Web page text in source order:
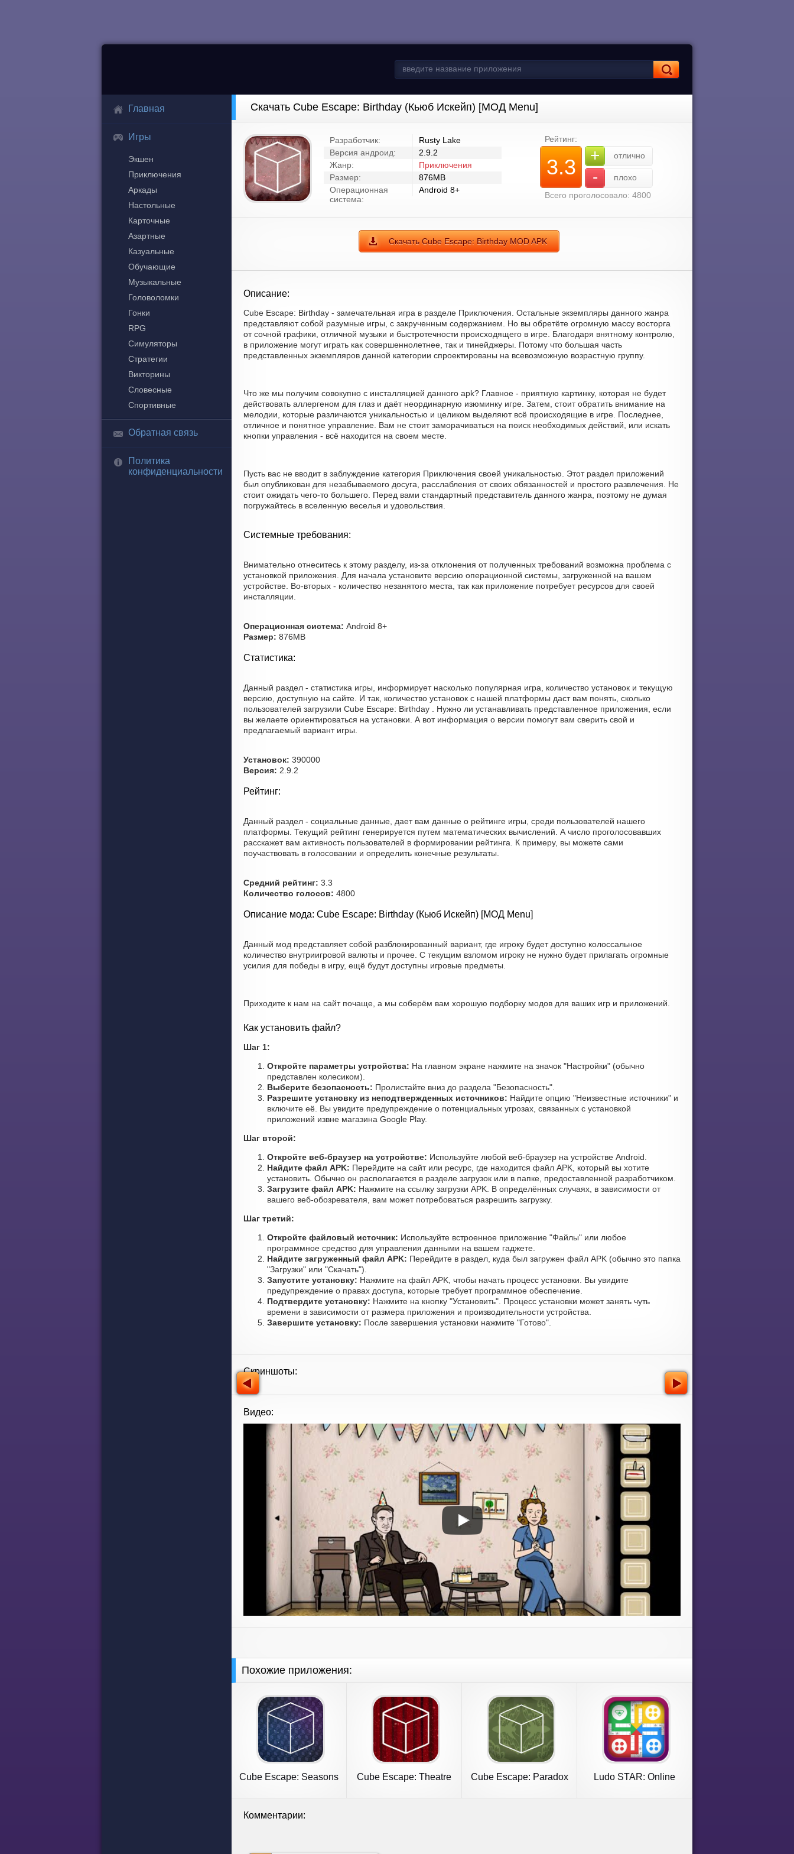
Главная
Игры
Экшен
Приключения
Аркады
Настольные
Карточные
Азартные
Казуальные
Обучающие
Музыкальные
Головоломки
Гонки
RPG
Симуляторы
Стратегии
Викторины
Словесные
Спортивные
Обратная связь
Политика
конфиденциальности
Скачать Cube Escape: Birthday (Кьюб Искейп) [МОД Menu]
Разработчик:
Rusty Lake
Версия андроид:
2.9.2
Жанр:
Приключения
Размер:
876MB
Операционная
система:
Android 8+
Рейтинг:
3.3 + отлично
-
плохо
Всего проголосовало: 4800
Скачать Cube Escape: Birthday MOD APK
Описание:
Cube Escape: Birthday - замечательная игра в разделе Приключения. Остальные экземпляры данного жанра
представляют собой разумные игры, с закрученным содержанием. Но вы обретёте огромную массу восторга
от сочной графики, отличной музыки и быстротечности происходящего в игре. Благодаря внятному контролю,
в приложение могут играть как совершеннолетнее, так и тинейджеры. Потому что большая часть
представленных экземпляров данной категории спроектированы на всевозможную возрастную группу.
Что же мы получим совокупно с инсталляцией данного apk? Главное - приятную картинку, которая не будет
действовать аллергеном для глаз и даёт неординарную изюминку игре. Затем, стоит обратить внимание на
мелодии, которые различаются уникальностью и целиком выделяют всё происходящие в игре. Последнее,
отличное и понятное управление. Вам не стоит заморачиваться на поиск необходимых действий, или искать
кнопки управления - всё находится на своем месте.
Пусть вас не вводит в заблуждение категория Приключения своей уникальностью. Этот раздел приложений
был опубликован для незабываемого досуга, расслабления от своих обязанностей и простого развлечения. Не
стоит ожидать чего-то большего. Перед вами стандартный представитель данного жанра, поэтому не думая
погружайтесь в вселенную веселья и удовольствия.
Системные требования:
Внимательно отнеситесь к этому разделу, из-за отклонения от полученных требований возможна проблема с
установкой приложения. Для начала установите версию операционной системы, загруженной на вашем
устройстве. Во-вторых - количество незанятого места, так как приложение потребует ресурсов для своей
инсталляции.
Операционная система: Android 8+
Размер: 876MB
Статистика:
Данный раздел - статистика игры, информирует насколько популярная игра, количество установок и текущую
версию, доступную на сайте. И так, количество установок с нашей платформы даст вам понять, сколько
пользователей загрузили Cube Escape: Birthday . Нужно ли устанавливать представленное приложения, если
вы желаете ориентироваться на установки. А вот информация о версии помогут вам сверить свой и
предлагаемый вариант игры.
Установок: 390000
Версия: 2.9.2
Рейтинг:
Данный раздел - социальные данные, дает вам данные о рейтинге игры, среди пользователей нашего
платформы. Текущий рейтинг генерируется путем математических вычислений. А число проголосовавших
расскажет вам активность пользователей в формировании рейтинга. К примеру, вы можете сами
поучаствовать в голосовании и определить конечные результаты.
Средний рейтинг: 3.3
Количество голосов: 4800
Описание мода: Cube Escape: Birthday (Кьюб Искейп) [МОД Menu]
Данный мод представляет собой разблокированный вариант, где игроку будет доступно колоссальное
количество внутриигровой валюты и прочее. С текущим взломом игроку не нужно будет прилагать огромные
усилия для победы в игру, ещё будут доступны игровые предметы.
Приходите к нам на сайт почаще, а мы соберём вам хорошую подборку модов для ваших игр и приложений.
Как установить файл?
Шаг 1:
Откройте параметры устройства: На главном экране нажмите на значок "Настройки" (обычно
представлен колесиком).
Выберите безопасность: Пролистайте вниз до раздела "Безопасность".
Разрешите установку из неподтвержденных источников: Найдите опцию "Неизвестные источники" и
включите её. Вы увидите предупреждение о потенциальных угрозах, связанных с установкой
приложений извне магазина Google Play.
Шаг второй:
Откройте веб-браузер на устройстве: Используйте любой веб-браузер на устройстве Android.
Найдите файл APK: Перейдите на сайт или ресурс, где находится файл APK, который вы хотите
установить. Обычно он располагается в разделе загрузок или в папке, предоставленной разработчиком.
Загрузите файл APK: Нажмите на ссылку загрузки APK. В определённых случаях, в зависимости от
вашего веб-обозревателя, вам может потребоваться разрешить загрузку.
Шаг третий:
Откройте файловый источник: Используйте встроенное приложение "Файлы" или любое
программное средство для управления данными на вашем гаджете.
Найдите загруженный файл APK: Перейдите в раздел, куда был загружен файл APK (обычно это папка
"Загрузки" или "Скачать").
Запустите установку: Нажмите на файл APK, чтобы начать процесс установки. Вы увидите
предупреждение о правах доступа, которые требует программное обеспечение.
Подтвердите установку: Нажмите на кнопку "Установить". Процесс установки может занять чуть
времени в зависимости от размера приложения и производительности устройства.
Завершите установку: После завершения установки нажмите "Готово".
Скриншоты:
Видео:
Похожие приложения:
Cube Escape: Seasons Cube Escape: Theatre Cube Escape: Paradox
Ludo STAR: Online
Комментарии: